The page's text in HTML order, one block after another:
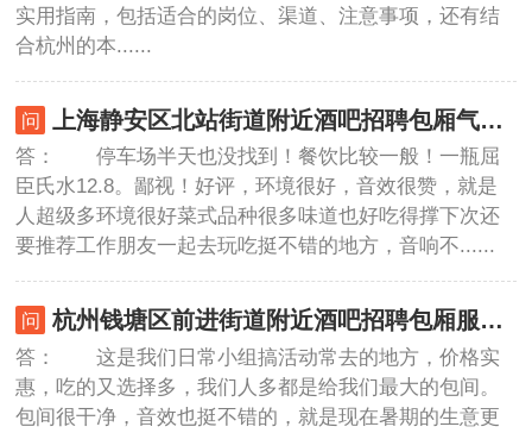
实用指南，包括适合的岗位、渠道、注意事项，还有结
合杭州的本......
上海静安区北站街道附近酒吧招聘包厢气氛租,一个月上几天班
答： 停车场半天也没找到！餐饮比较一般！一瓶屈
臣氏水12.8。鄙视！好评，环境很好，音效很赞，就是
人超级多环境很好菜式品种很多味道也好吃得撑下次还
要推荐工作朋友一起去玩吃挺不错的地方，音响不......
杭州钱塘区前进街道附近酒吧招聘包厢服务员,(不抽台费)
答： 这是我们日常小组搞活动常去的地方，价格实
惠，吃的又选择多，我们人多都是给我们最大的包间。
包间很干净，音效也挺不错的，就是现在暑期的生意更